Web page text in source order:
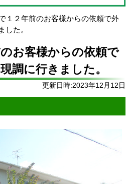
１２年前のお客様からの依頼で外
した。
お客様からの依頼で
調に行きました。
更新日時:2023年12月12日